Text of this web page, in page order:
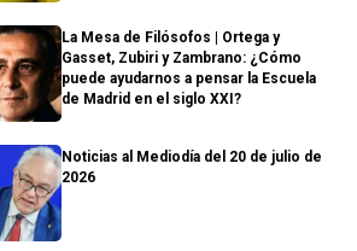
La Mesa de Filósofos | Ortega y
Gasset, Zubiri y Zambrano: ¿Cómo
puede ayudarnos a pensar la Escuela
de Madrid en el siglo XXI?
Noticias al Mediodía del 20 de julio de
2026